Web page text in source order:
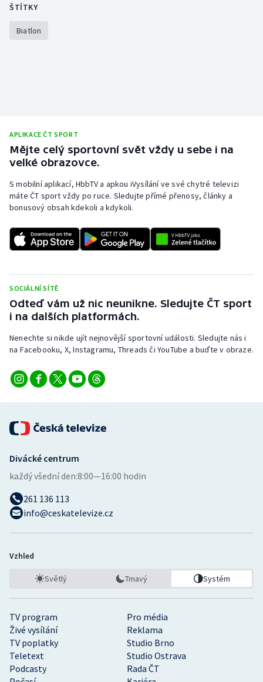
ŠTÍTKY
Biatlon
APLIKACE ČT SPORT
Mějte celý sportovní svět vždy u sebe i na
velké obrazovce.
S mobilní aplikací, HbbTV a apkou iVysílání ve své chytré televizi
máte ČT sport vždy po ruce. Sledujte přímé přenosy, články a
bonusový obsah kdekoli a kdykoli.
SOCIÁLNÍ SÍTĚ
Odteď vám už nic neunikne. Sledujte ČT sport
i na dalších platformách.
Nenechte si nikde ujít nejnovější sportovní události. Sledujte nás i
na Facebooku, X, Instagramu, Threads či YouTube a buďte v obraze.
TV program
Pro média
Živé vysílání
Reklama
TV poplatky
Studio Brno
Teletext
Studio Ostrava
Podcasty
Rada ČT
Divácké centrum
každý všední den:8:00—16:00 hodin
261 136 113
info@ceskatelevize.cz
Vzhled
Světlý Tmavý Systém